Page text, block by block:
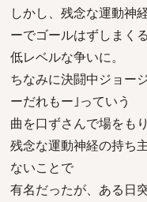
しかし、残念な運動神
ーでゴールはずしまくる
低レベルな争いに。
ちなみに決闘中ジョー
ーだれもー｣っていう
曲を口ずさんで場をも
残念な運動神経の持ち
ないことで
有名だったが、ある日